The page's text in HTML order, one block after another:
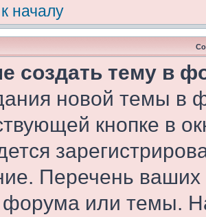
началу
создать тему в
новой темы в
кнопке в
Перечень ваших
форума или темы.